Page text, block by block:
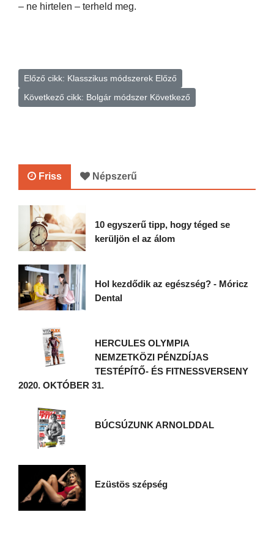
– ne hirtelen – terheld meg.
Előző cikk: Klasszikus módszerek Előző
Következő cikk: Bolgár módszer Következő
Friss Népszerű
10 egyszerű tipp, hogy téged se
kerüljön el az álom
Hol kezdődik az egészség? - Móricz
Dental
HERCULES OLYMPIA
NEMZETKÖZI PÉNZDÍJAS
TESTÉPÍTŐ- ÉS FITNESSVERSENY
2020. OKTÓBER 31.
BÚCSÚZUNK ARNOLDDAL
Ezüstös szépség